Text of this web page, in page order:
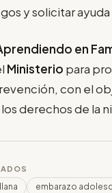
y solicitar
en
Ministerio para
con el
derechos de la
embarazo